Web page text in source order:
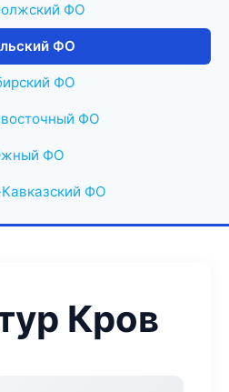
ФО
ФО
ФО
ФО
ФО
ФО
Кров